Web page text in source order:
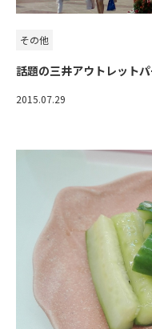
その他
話題の三井アウトレットパ
2015.07.29